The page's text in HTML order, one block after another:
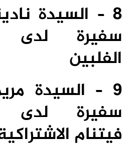
8 – السيدة
سفيرة لدى
الفلبين
9 – السيدة
سفيرة لدى
فيتنام